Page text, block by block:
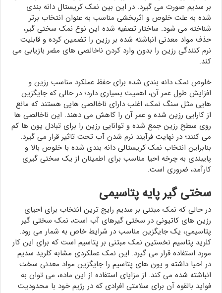
بر سدیم صورت می گیرد. در این بین نمک کریستال دانه بندی
شده به علت خلوص و اثربخشی مناسب به عنوان انتخاب برتر
شناخته می شود. ساختار تصفیه شده این نوع نمک سختی گیر،
حذف مواد معدنی انباشته شده بر رزین را تضمین کرده و قابلیت
نرم کنندگی رزین را بدون وارد کردن ناخالصی های مضر بازیابی می
کند.
خلوص نمک دانه بندی شده برای حفظ عملکرد مناسب رزین و
افزایش طول عمر آن، اهمیت بسیاری دارد؛ در حالی که جایگزین
هایی مثل سنگ نمک، اغلب دارای ناخالصی هایی هستند که مانع
از کارایی رزین شده و عمر آن را کاهش می دهند. این ناخالصی ها
روی سطح رزین جمع شده و توانایی رزین را برای تبادل یون ها کم
می کنند؛ در نهایت فرآیند نرم شدن آب تحت تاثیر قرار می گیرد.
بنابراین انتخاب نمک کریستالی دانه بندی شده با خلوص بالا و
پایبندی به چرخه احیا مناسب برای اطمینان از یک سختی گیری
کارآمد، ضروری است.
سختی گیر پایه پتاسیمی
در حالی که نمک مبتنی بر سدیم رایج ترین انتخاب برای احیای
رزین های کاتیونی در سختی گیرهای آب است، نمک سختی گیر
پتاسیمی، یک جایگزین مناسب در شرایط خاص به شمار می رود.
کلرید پتاسیم نخستین نمک مبتنی بر پتاسیم است که برای این کار
مورد استفاده قرار می گیرد. این نمک عملکردی مشابه کلرید سدیم
در احیا داشته و یون های پتاسیم را جایگزین مواد معدنی سخت
انباشته شده می کند. از مزایای استفاده از این ماده، می توان به
فواید بالقوه آن برای سلامتی افرادی که در رژیم خود با محدودیت